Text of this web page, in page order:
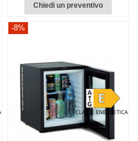
Chiedi un preventivo
-8%